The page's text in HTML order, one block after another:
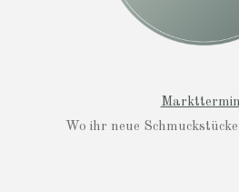
Wo ihr neue